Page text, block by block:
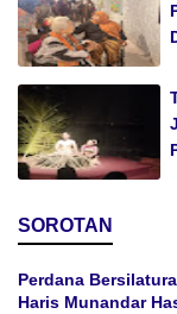
SOROTAN
Perdana
Haris Munandar